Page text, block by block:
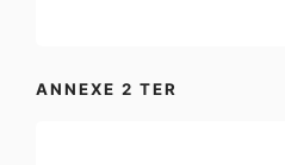
ANNEXE 2 TER